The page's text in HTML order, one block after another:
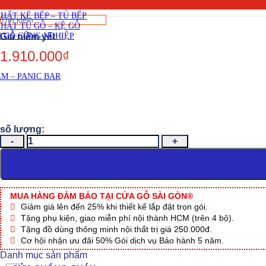
KỆ BẾP – TỦ BẾP
TỦ GỖ – KỆ GỖ
GỖ CÔNG NGHIỆP
– PANIC BAR
Tìm
kiếm:
1.910.000₫
CỬA
NHỰA
DL.05-
808B1g
số
lượng
MUA HÀNG ĐẢM BẢO TẠI CỬA GỖ SÀI GÒN®
Giảm giá lên đến 25% khi thiết kế lắp đặt trọn gói.
Tặng phụ kiện, giao miễn phí nội thành HCM (trên 4 bộ).
Tặng đồ dùng thông minh nội thất trị giá 250.000đ.
Cơ hội nhận ưu đãi 50% Gói dịch vụ Bảo hành 5 năm.
Danh mục sản phẩm